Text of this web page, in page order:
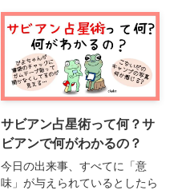
サビアン占星術って何？サ
ビアンで何がわかるの？
今日の出来事、すべてに「意
味」が与えられているとしたら